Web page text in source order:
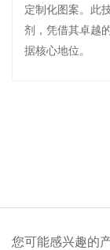
定制化图案。此
剂，凭借其卓越
据核心地位。
您可能感兴趣的